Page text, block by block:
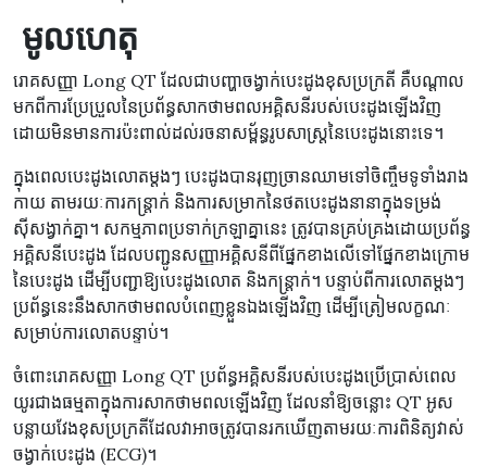
​​ មូលហេតុ
រោគសញ្ញា Long QT ដែលជាបញ្ហាចង្វាក់បេះដូងខុសប្រក្រតី គឺបណ្តាល
មកពីការប្រែប្រួលនៃប្រព័ន្ធសាកថាមពលអគ្គិសនីរបស់បេះដូងឡើងវិញ
ដោយមិនមានការប៉ះពាល់ដល់រចនាសម្ព័ន្ធរូបសាស្ត្រនៃបេះដូងនោះទេ។
ក្នុងពេលបេះដូងលោតម្តងៗ បេះដូងបានរុញច្រានឈាមទៅចិញ្ចឹមទូទាំងរាង
កាយ តាមរយៈការកន្ត្រាក់ និងការសម្រាកនៃថតបេះដូងនានាក្នុងទម្រង់
ស៊ីសង្វាក់គ្នា។ សកម្មភាពប្រទាក់ក្រឡាគ្នានេះ ត្រូវបានគ្រប់គ្រងដោយប្រព័ន្ធ
អគ្គិសនីបេះដូង ដែលបញ្ជូនសញ្ញាអគ្គិសនីពីផ្នែកខាងលើទៅផ្នែកខាងក្រោម
នៃបេះដូង ដើម្បីបញ្ជាឱ្យបេះដូងលោត និងកន្ត្រាក់។ បន្ទាប់ពីការលោតម្តងៗ
ប្រព័ន្ធនេះនឹងសាកថាមពលបំពេញខ្លួនឯងឡើងវិញ ដើម្បីត្រៀមលក្ខណៈ
សម្រាប់ការលោតបន្ទាប់។
ចំពោះរោគសញ្ញា Long QT ប្រព័ន្ធអគ្គិសនីរបស់បេះដូងប្រើប្រាស់ពេល
យូរជាងធម្មតាក្នុងការសាកថាមពលឡើងវិញ ដែលនាំឱ្យចន្លោះ QT អូស
បន្លាយវែងខុសប្រក្រតីដែលវាអាចត្រូវបានរកឃើញតាមរយៈការពិនិត្យវាស់
ចង្វាក់បេះដូង (ECG)។